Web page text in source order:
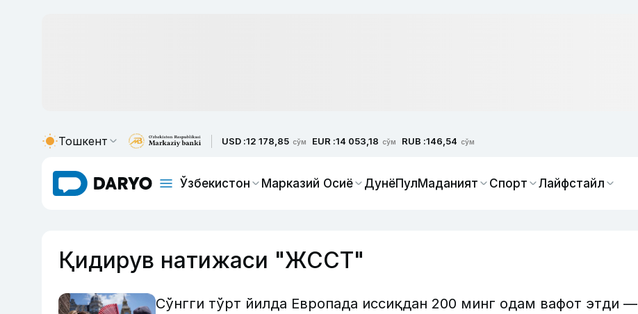
Тошкент USD :12 178,85 сўм EUR :14 053,18 сўм RUB :146,54 сўм
Ўзбекистон Марказий Осиё ДунёПулМаданият Спорт Лайфстайл
Қидирув натижаси "ЖССТ"
Сўнгги тўрт йилда Европада иссиқдан 200 минг одам вафот этди —